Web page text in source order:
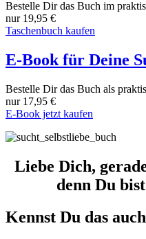
Bestelle Dir das Buch im
nur 19,95 €
Taschenbuch kaufen
E-Book für Deine
Bestelle Dir das Buch als
nur 17,95 €
E-Book jetzt kaufen
Liebe Dich,
denn Du
Kennst Du das